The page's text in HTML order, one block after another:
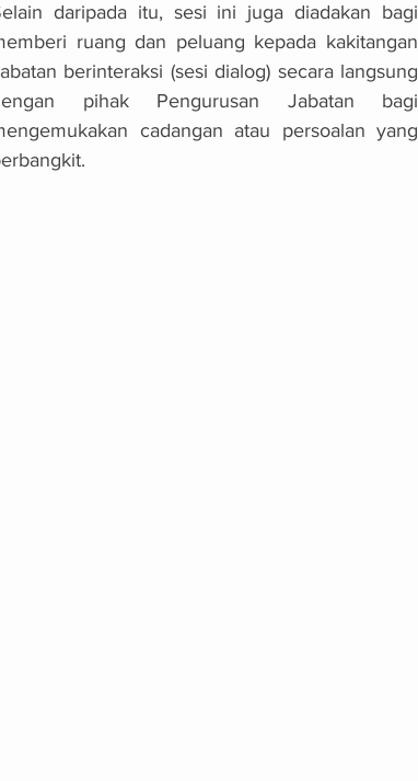
daripada itu, sesi ini juga diadakan bagi
ruang dan peluang kepada kakitangan
berinteraksi (sesi dialog) secara langsung
pihak Pengurusan Jabatan bagi
cadangan atau persoalan yang